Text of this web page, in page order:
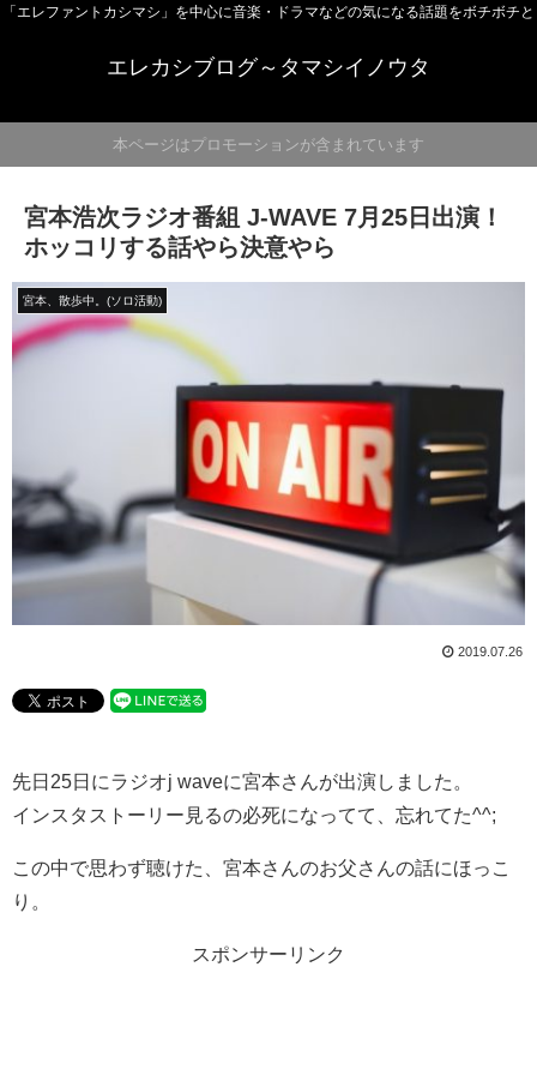
「エレファントカシマシ」を中心に音楽・ドラマなどの気になる話題をボチボチと
エレカシブログ～タマシイノウタ
本ページはプロモーションが含まれています
宮本浩次ラジオ番組 J-WAVE 7月25日出演！
ホッコリする話やら決意やら
宮本、散歩中。(ソロ活動)
2019.07.26
先日25日にラジオj waveに宮本さんが出演しました。
インスタストーリー見るの必死になってて、忘れてた^^;
この中で思わず聴けた、宮本さんのお父さんの話にほっこ
り。
スポンサーリンク